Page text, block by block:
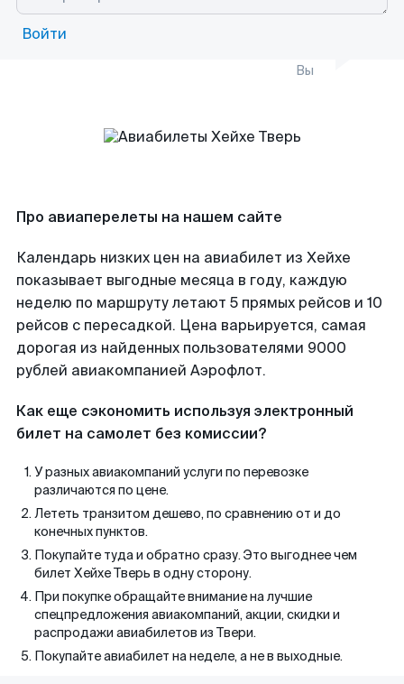
Войти
Вы
Про авиаперелеты на нашем сайте
Календарь низких цен на авиабилет из Хейхе
показывает выгодные месяца в году, каждую
неделю по маршруту летают 5 прямых рейсов и 10
рейсов с пересадкой. Цена варьируется, самая
дорогая из найденных пользователями 9000
рублей авиакомпанией Аэрофлот.
Как еще сэкономить используя электронный
билет на самолет без комиссии?
У разных авиакомпаний услуги по перевозке
различаются по цене.
Лететь транзитом дешево, по сравнению от и до
конечных пунктов.
Покупайте туда и обратно сразу. Это выгоднее чем
билет Хейхе Тверь в одну сторону.
При покупке обращайте внимание на лучшие
спецпредложения авиакомпаний, акции, скидки и
распродажи авиабилетов из Твери.
Покупайте авиабилет на неделе, а не в выходные.